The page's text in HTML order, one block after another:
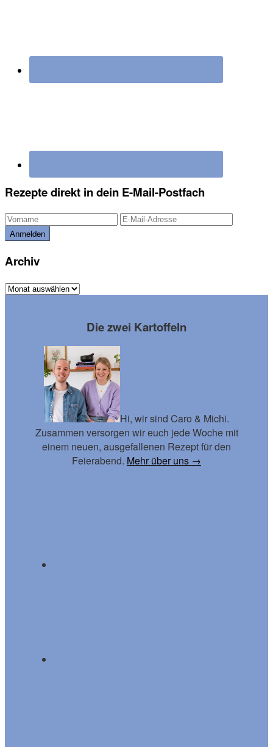
Rezepte direkt in dein E-Mail-Postfach
Archiv
Archiv
Die zwei Kartoffeln
Hi, wir sind Caro & Michi.
Zusammen versorgen wir euch jede Woche mit
einem neuen, ausgefallenen Rezept für den
Feierabend. Mehr über uns →